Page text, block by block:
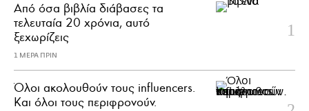
Από όσα βιβλία διάβασες τα
τελευταία 20 χρόνια, αυτό
ξεχωρίζεις
1 ΜΕΡΑ ΠΡΙΝ
Όλοι ακολουθούν τους influencers.
Και όλοι τους περιφρονούν.